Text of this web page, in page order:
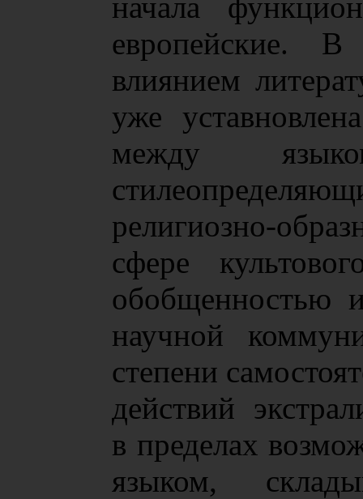
европейские.
влиянием
уже
между
религиозно-
сфере
обобщенностью
научной
степени
действий
в пределах
языком,